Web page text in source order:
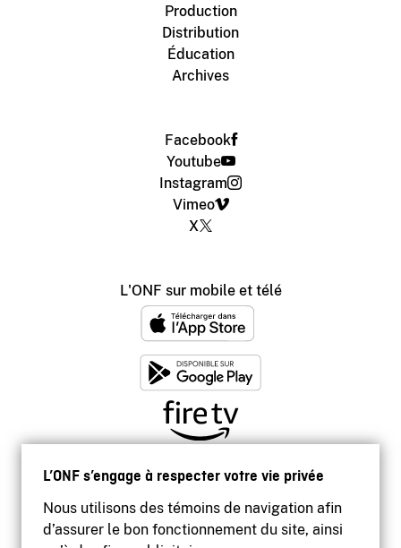
L’ONF s’engage à respecter votre vie privée
Nous utilisons des témoins de navigation afin
d’assurer le bon fonctionnement du site, ainsi
Production
Distribution
Éducation
Archives
Facebook
Youtube
Instagram
Vimeo
X
L'ONF sur mobile et télé